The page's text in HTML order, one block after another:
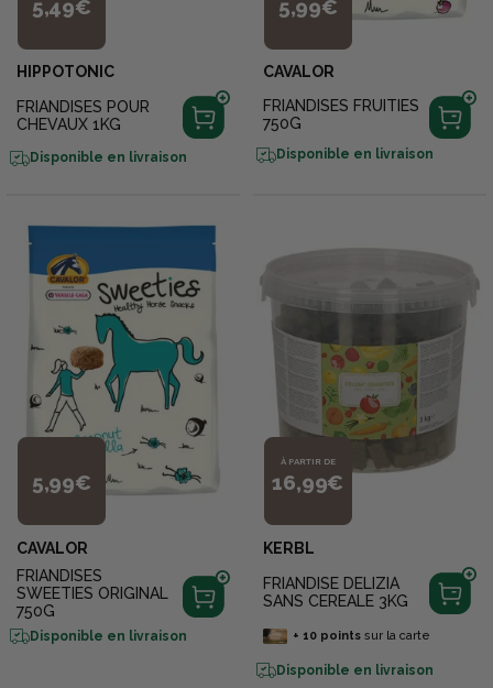
5,49€
HIPPOTONIC
FRIANDISES POUR
CHEVAUX 1KG
Disponible en livraison
5,99€
CAVALOR
FRIANDISES FRUITIES
750G
Disponible en livraison
5,99€
CAVALOR
FRIANDISES
SWEETIES ORIGINAL
750G
Disponible en livraison
À PARTIR DE
16,99€
KERBL
FRIANDISE DELIZIA
SANS CEREALE 3KG
+ 10pointssur la carte
Disponible en livraison